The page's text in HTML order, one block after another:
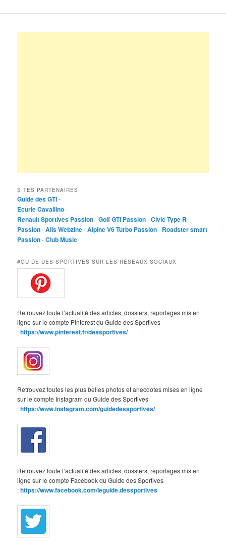
SITES PARTENAIRES
Guide des GTI-
Ecurie Cavallino-
Renault Sportives Passion-Golf GTI Passion-Civic Type R
Passion-Alis Webzine-Alpine V6 Turbo Passion- Roadster smart
Passion-Club Music
#GUIDE DES SPORTIVES SUR LES RÉSEAUX SOCIAUX
Retrouvez toute l’actualité des articles, dossiers, reportages mis en
ligne sur le compte Pinterest du Guide des Sportives
:https://www.pinterest.fr/dessportives/
Retrouvez toutes les plus belles photos et anecdotes mises en ligne
sur le compte Instagram du Guide des Sportives
:https://www.instagram.com/guidedessportives/
Retrouvez toute l’actualité des articles, dossiers, reportages mis en
ligne sur le compte Facebook du Guide des Sportives
:https://www.facebook.com/leguide.dessportives